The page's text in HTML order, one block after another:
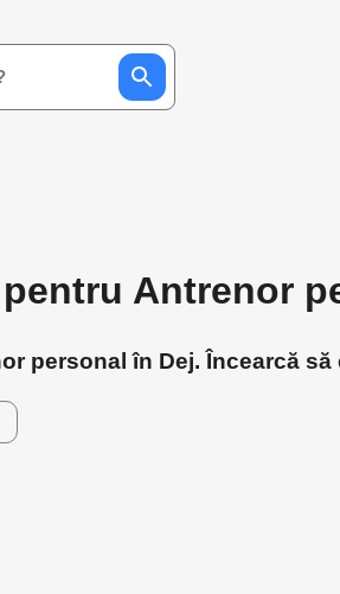
Antrenor
personal în Dej. Încearcă